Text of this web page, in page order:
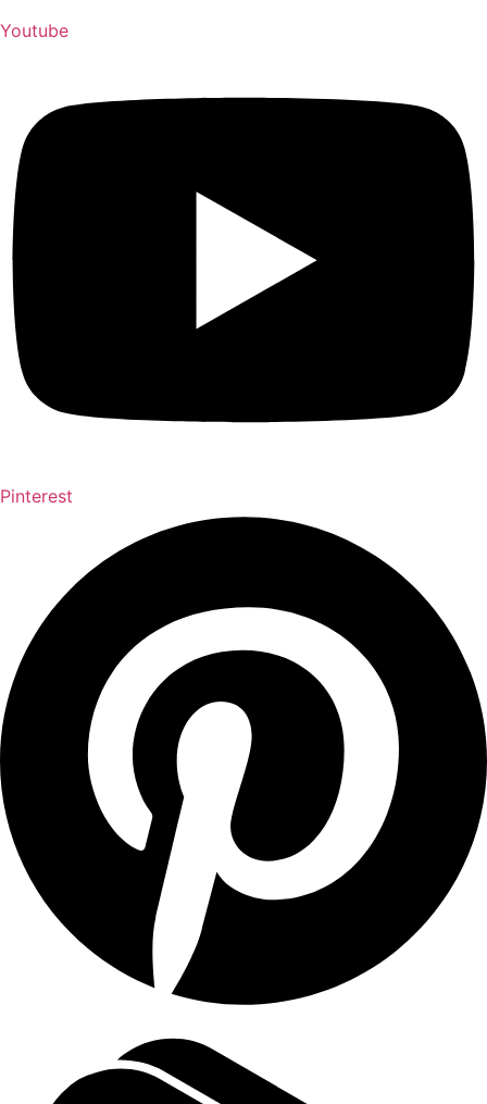
Youtube
Pinterest